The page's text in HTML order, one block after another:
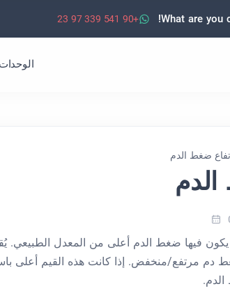
What are you
+90 541 339 97 23
ضغط الدم
يكون فيها ضغط الدم أعلى من المعدل